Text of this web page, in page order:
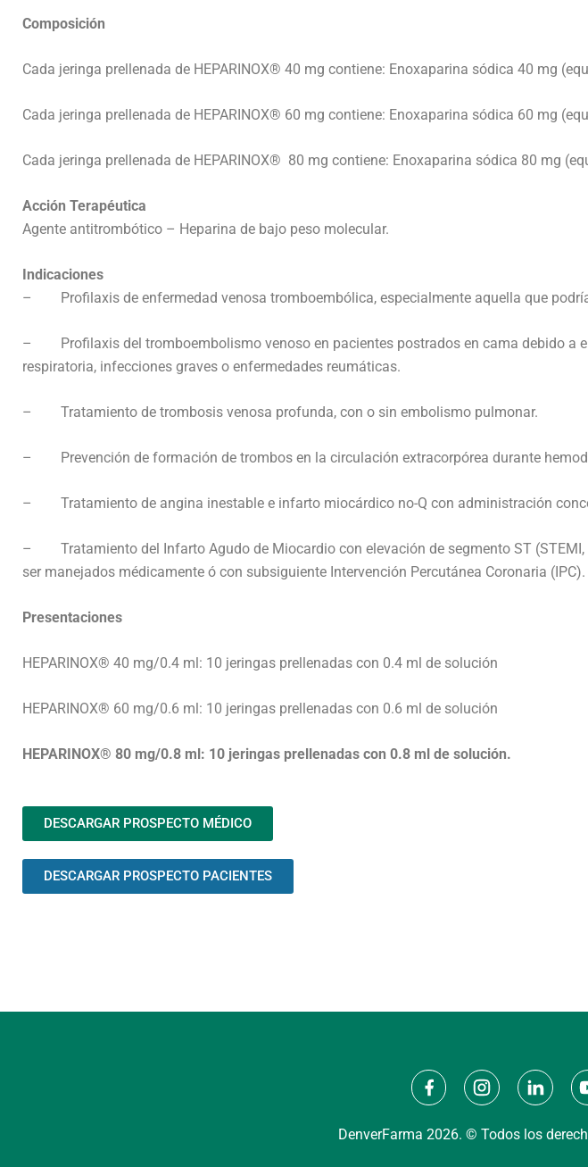
Composición
Cada jeringa prellenada de HEPARINOX® 40 mg contiene: Enoxaparina sódica 40 mg
Cada jeringa prellenada de HEPARINOX® 60 mg contiene: Enoxaparina sódica 60 mg
Cada jeringa prellenada de HEPARINOX® 80 mg contiene: Enoxaparina sódica 80 mg
Acción Terapéutica
Agente antitrombótico – Heparina de bajo peso molecular.
Indicaciones
– Profilaxis de enfermedad venosa tromboembólica, especialmente aquella que
– Profilaxis del tromboembolismo venoso en pacientes postrados en cama debido a
respiratoria, infecciones graves o enfermedades reumáticas.
– Tratamiento de trombosis venosa profunda, con o sin embolismo pulmonar.
– Prevención de formación de trombos en la circulación extracorpórea durante
– Tratamiento de angina inestable e infarto miocárdico no-Q con administración
– Tratamiento del Infarto Agudo de Miocardio con elevación de segmento ST (STEMI,
ser manejados médicamente ó con subsiguiente Intervención Percutánea Coronaria (IPC).
Presentaciones
HEPARINOX® 40 mg/0.4 ml: 10 jeringas prellenadas con 0.4 ml de solución
HEPARINOX® 60 mg/0.6 ml: 10 jeringas prellenadas con 0.6 ml de solución
HEPARINOX® 80 mg/0.8 ml: 10 jeringas prellenadas con 0.8 ml de solución.
DESCARGAR PROSPECTO MÉDICO
DESCARGAR PROSPECTO PACIENTES
DenverFarma 2026. © Todos los